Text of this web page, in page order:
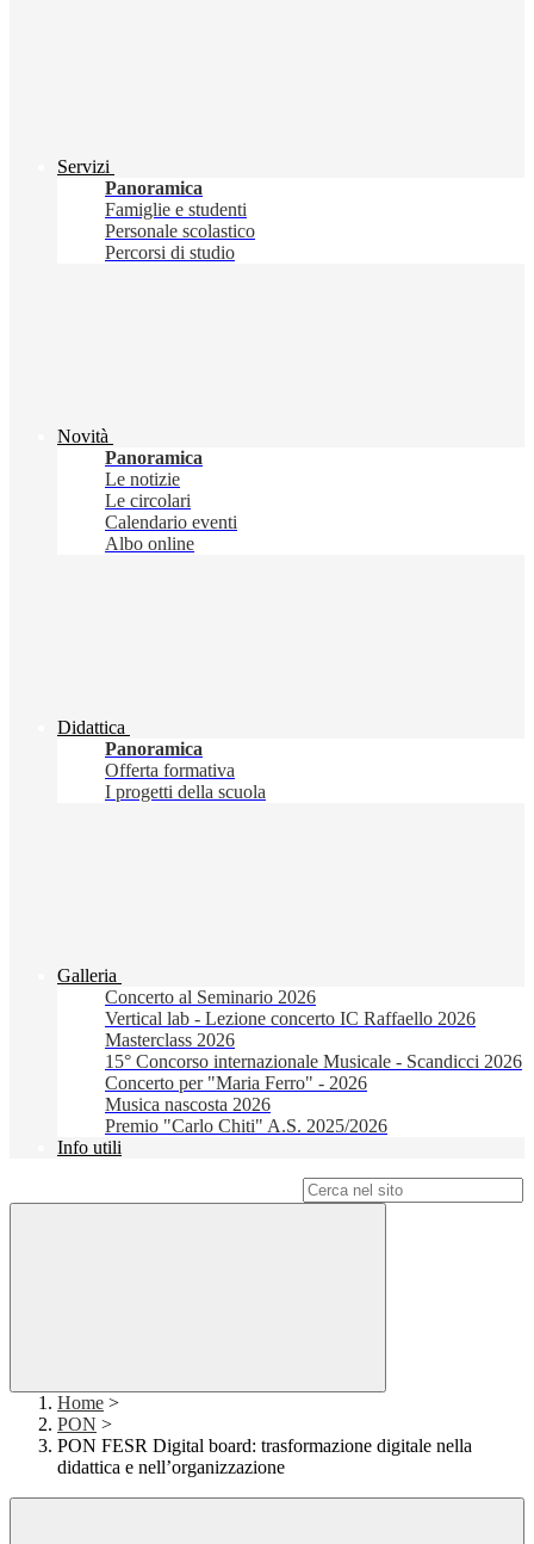
Servizi
Panoramica
Famiglie e studenti
Personale scolastico
Percorsi di studio
Novità
Panoramica
Le notizie
Le circolari
Calendario eventi
Albo online
Didattica
Panoramica
Offerta formativa
I progetti della scuola
Galleria
Concerto al Seminario 2026
Vertical lab - Lezione concerto IC Raffaello 2026
Masterclass 2026
15° Concorso internazionale Musicale - Scandicci 2026
Concerto per "Maria Ferro" - 2026
Musica nascosta 2026
Premio "Carlo Chiti" A.S. 2025/2026
Info utili
Home >
PON >
PON FESR Digital board: trasformazione digitale nella
didattica e nell’organizzazione